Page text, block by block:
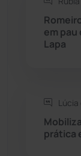
Sítio do
em pau
Lapa
Lúcia
prática